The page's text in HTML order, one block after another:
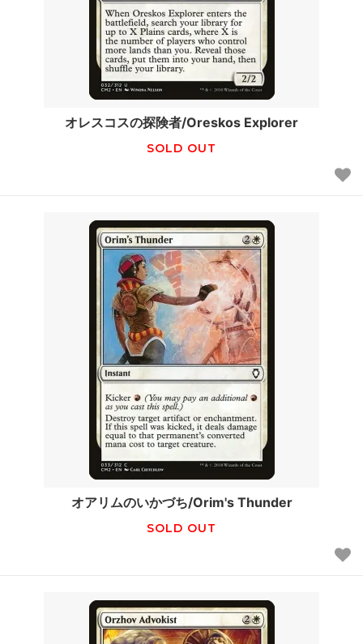
オレスコスの探険者/Oreskos Explorer
SOLD OUT
オアリムのいかづち/Orim's Thunder
SOLD OUT